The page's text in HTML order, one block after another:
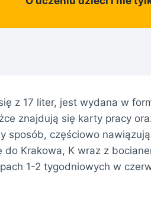
z 17 liter, jest wydana w
znajdują się karty pracy
sposób, częściowo
Krakowa, K wraz z
1-2 tygodniowych w